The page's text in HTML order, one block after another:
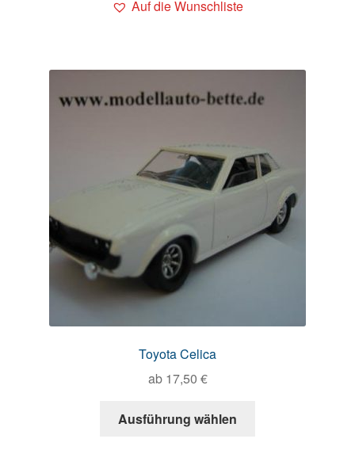
Auf die Wunschliste
Toyota Celica
ab 17,50 €
Ausführung wählen